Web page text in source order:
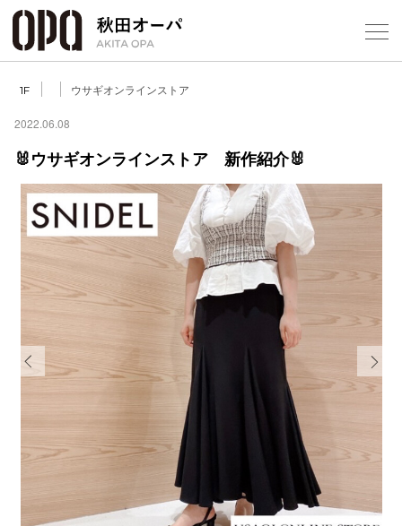
1F ウサギオンラインストア
2022.06.08
🐰ウサギオンラインストア 新作紹介🐰
Previous Next
施設案内
アクセ
電話で